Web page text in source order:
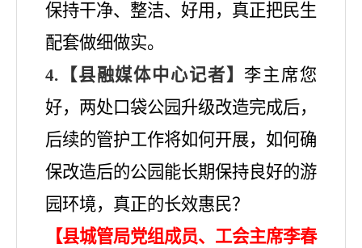
保持干净、整洁、好用，真正把民生
配套做细做实。
4.【县融媒体中心记者】 李主席您
好，两处口袋公园升级改造完成后，
后续的管护工作将如何开展，如何确
保改造后的公园能长期保持良好的游
园环境，真正的长效惠民？
【县城管局党组成员、工会主席李春